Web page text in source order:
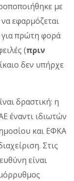
με
εφαρμόζεται
για πρώτη φορά
(πριν
δεν υπήρχε
δραστική: η
έναντι ιδιωτών
και ΕΦΚΑ
Στις
είναι